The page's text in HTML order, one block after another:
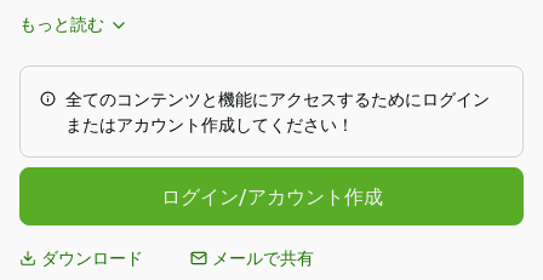
高いせん断力に耐えることができます。「OCF-P」デザインは、
自動車業界のボディ部品のような、わずかにドーム状で平らな面
を持つ長方形のワークに適しています。カップ内部のクリート
が、薄いワークが吸着によって変形するのを防止します。
DURAFLEX®サクションカップは、ゴムの弾力性とポリウレタン
の優れた耐摩耗性を持つ、専用開発素材で作られています。この
材質は、吸着痕防止モデルです。
もっと読む
全てのコンテンツと機能にアクセスするためにログイン
またはアカウント作成してください！
ログイン/アカウント作成
ダウンロード メールで共有
合
せ
Support
地
代